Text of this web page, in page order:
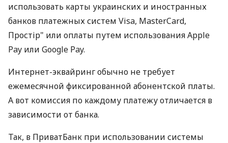
использовать карты украинских и иностранных
банков платежных систем Visa, MasterCard,
Простір" или оплаты путем использования Apple
Pay или Google Pay.
Интернет-эквайринг обычно не требует
ежемесячной фиксированной абонентской платы.
А вот комиссия по каждому платежу отличается в
зависимости от банка.
Так, в ПриватБанк при использовании системы